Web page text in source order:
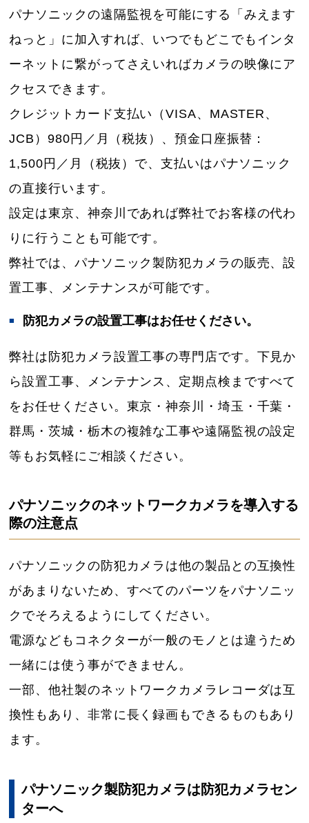
パナソニックの遠隔監視を可能にする「みえます
ねっと」に加入すれば、いつでもどこでもインタ
ーネットに繋がってさえいればカメラの映像にア
クセスできます。
クレジットカード支払い（VISA、MASTER、
JCB）980円／月（税抜）、預金口座振替：
1,500円／月（税抜）で、支払いはパナソニック
の直接行います。
設定は東京、神奈川であれば弊社でお客様の代わ
りに行うことも可能です。
弊社では、パナソニック製防犯カメラの販売、設
置工事、メンテナンスが可能です。
防犯カメラの設置工事はお任せください。
弊社は防犯カメラ設置工事の専門店です。下見か
ら設置工事、メンテナンス、定期点検まですべて
をお任せください。東京・神奈川・埼玉・千葉・
群馬・茨城・栃木の複雑な工事や遠隔監視の設定
等もお気軽にご相談ください。
パナソニックのネットワークカメラを導入する
際の注意点
パナソニックの防犯カメラは他の製品との互換性
があまりないため、すべてのパーツをパナソニッ
クでそろえるようにしてください。
電源などもコネクターが一般のモノとは違うため
一緒には使う事ができません。
一部、他社製のネットワークカメラレコーダは互
換性もあり、非常に長く録画もできるものもあり
ます。
パナソニック製防犯カメラは防犯カメラセン
ターへ